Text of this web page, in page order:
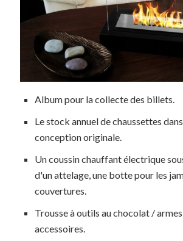
Album pour la collecte des billets.
Le stock annuel de chaussettes
conception originale.
Un coussin chauffant électrique
d'un attelage, une botte pour les
couvertures.
Trousse à outils au chocolat /
accessoires.